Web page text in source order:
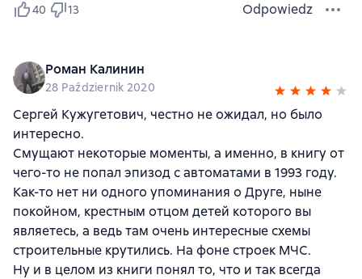
40 13 Odpowiedz
Роман Калинин
28 Październik 2020
Сергей Кужугетович, честно не ожидал, но было
интересно.
Смущают некоторые моменты, а именно, в книгу от
чего-то не попал эпизод с автоматами в 1993 году.
Как-то нет ни одного упоминания о Друге, ныне
покойном, крестным отцом детей которого вы
являетесь, а ведь там очень интересные схемы
строительные крутились. На фоне строек МЧС.
Ну и в целом из книги понял то, что и так всегда